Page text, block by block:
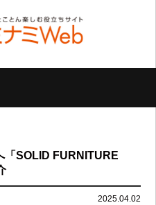
「SOLID FURNITURE
2025.04.02